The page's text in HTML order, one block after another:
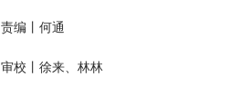
责编丨何通
审校丨徐来、林林